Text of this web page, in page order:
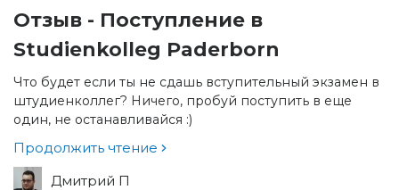
Отзыв - Поступление в
Studienkolleg Paderborn
Что будет если ты не сдашь вступительный экзамен в
штудиенколлег? Ничего, пробуй поступить в еще
один, не останавливайся :)
Продолжить чтение
Дмитрий П